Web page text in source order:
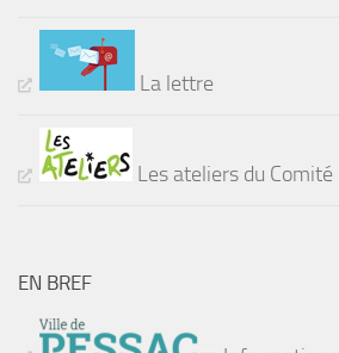
La lettre
Les ateliers du Comité
EN BREF